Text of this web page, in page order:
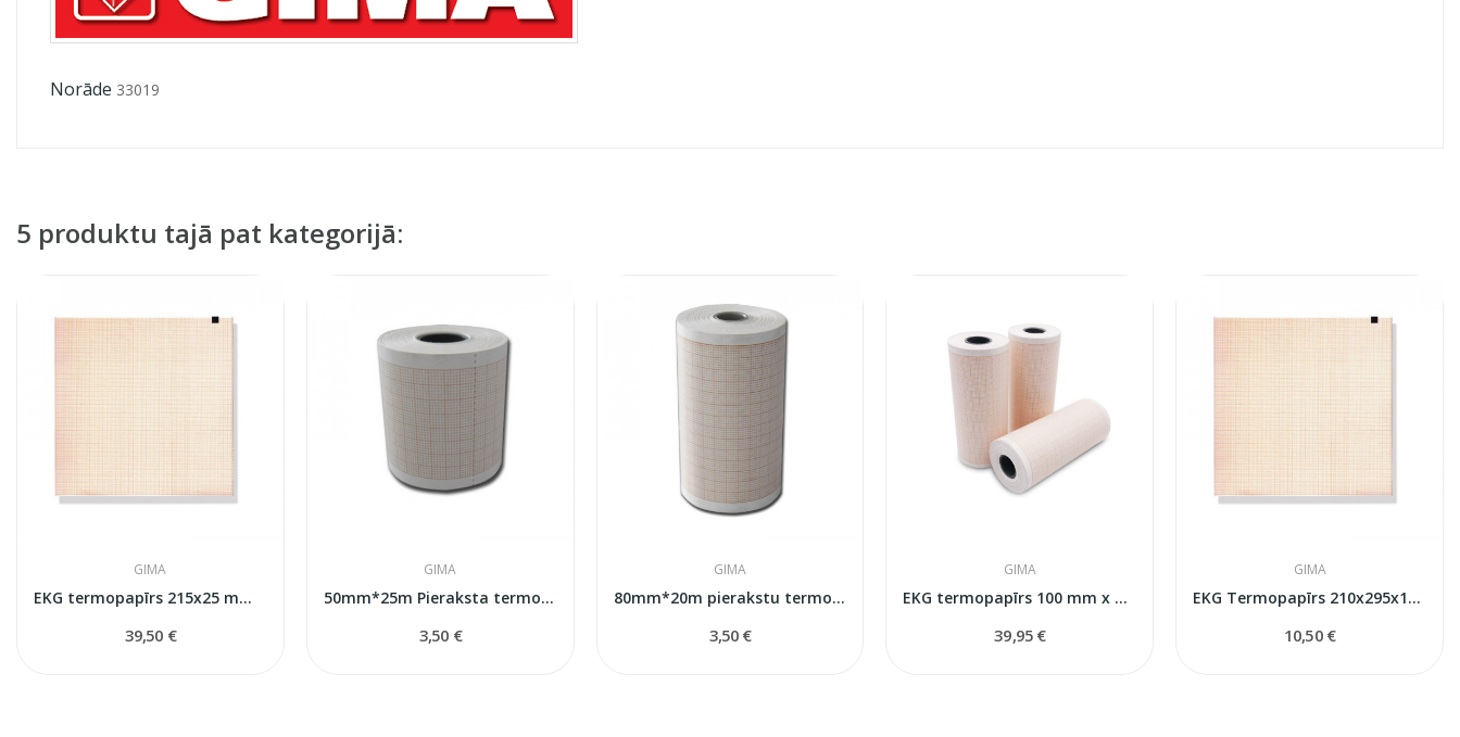
Norāde 33019
5 produktu tajā pat kategorijā:
GIMA
EKG termopapīrs 215x25 mm x m rullītis 5gab
39,50 €
GIMA
50mm*25m Pieraksta termopapirs EKG
3,50 €
GIMA
80mm*20m pierakstu termopapirs EKG
3,50 €
GIMA
EKG termopapīrs 100 mm x 20 m ruļļi - oranža...
39,95 €
GIMA
EKG Termopapīrs 210x295x150s MAC 1200
10,50 €